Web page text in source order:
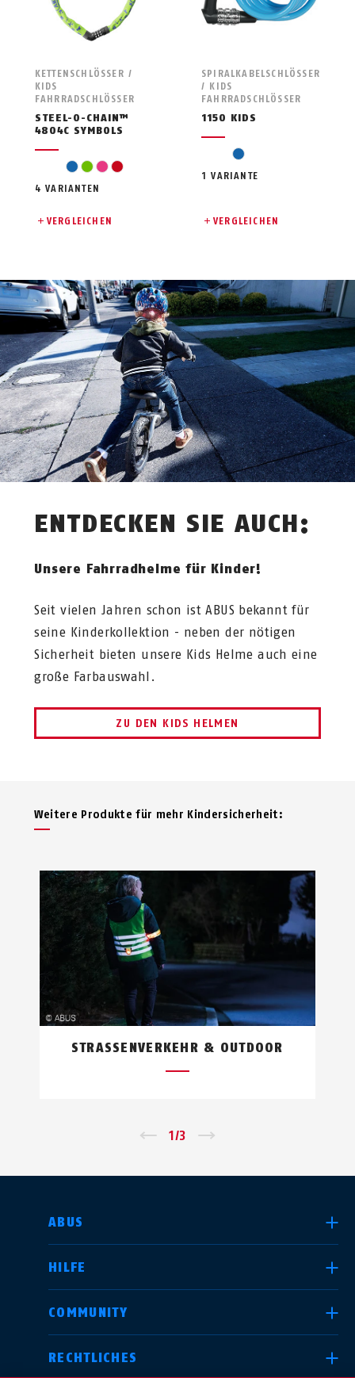
KETTENSCHLÖSSER /
KIDS
FAHRRADSCHLÖSSER
STEEL-O-CHAIN™
4804C SYMBOLS
blaugrünpink
rot
4 VARIANTEN
VERGLEICHEN
SPIRALKABELSCHLÖSSER
/ KIDS
FAHRRADSCHLÖSSER
1150 KIDS
blau
1 VARIANTE
VERGLEICHEN
ENTDECKEN SIE AUCH:
Unsere Fahrradhelme für Kinder!
Seit vielen Jahren schon ist ABUS bekannt für
seine Kinderkollektion - neben der nötigen
Sicherheit bieten unsere Kids Helme auch eine
große Farbauswahl.
ZU DEN KIDS HELMEN
Weitere Produkte für mehr Kindersicherheit:
STRASSENVERKEHR & OUTDOOR
1/3
ABUS
HILFE
COMMUNITY
RECHTLICHES
LAND AUSWÄHLEN
Deutschland